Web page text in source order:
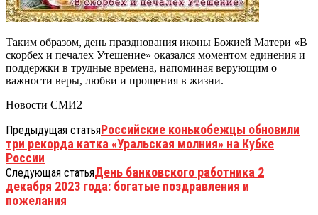
Таким образом, день празднования иконы Божией Матери «В
скорбех и печалех Утешение» оказался моментом единения и
поддержки в трудные времена, напоминая верующим о
важности веры, любви и прощения в жизни.
Новости СМИ2
Предыдущая статьяРоссийские конькобежцы обновили
три рекорда катка «Уральская молния» на Кубке
России
Следующая статьяДень банковского работника 2
декабря 2023 года: богатые поздравления и
пожелания